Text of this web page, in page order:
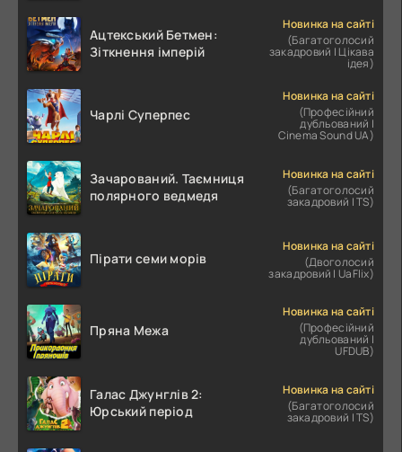
Ацтекський Бетмен:
Зіткнення імперій
Новинка на сайті
(Багатоголосий
закадровий | Цікава
ідея)
Чарлі Суперпес
Новинка на сайті
(Професійний
дубльований |
Cinema Sound UA)
Зачарований. Таємниця
полярного ведмедя
Новинка на сайті
(Багатоголосий
закадровий | TS)
Пірати семи морів
Новинка на сайті
(Двоголосий
закадровий | UaFlix)
Пряна Межа
Новинка на сайті
(Професійний
дубльований |
UFDUB)
Галас Джунглів 2:
Юрський період
Новинка на сайті
(Багатоголосий
закадровий | TS)